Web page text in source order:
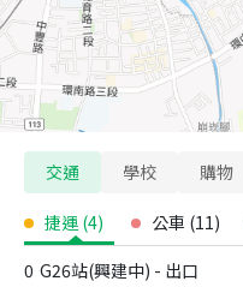
交通 學校 購物
捷運 (4) 公車 (11)
0 G26站(興建中) - 出口